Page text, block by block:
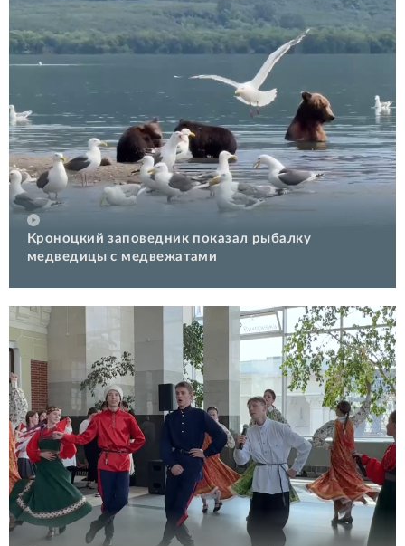
Кроноцкий заповедник показал рыбалку
медведицы с медвежатами